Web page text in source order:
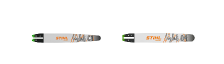
rázům. Tělo lišty z…
stabilitou. Je
vyrobena ze 3